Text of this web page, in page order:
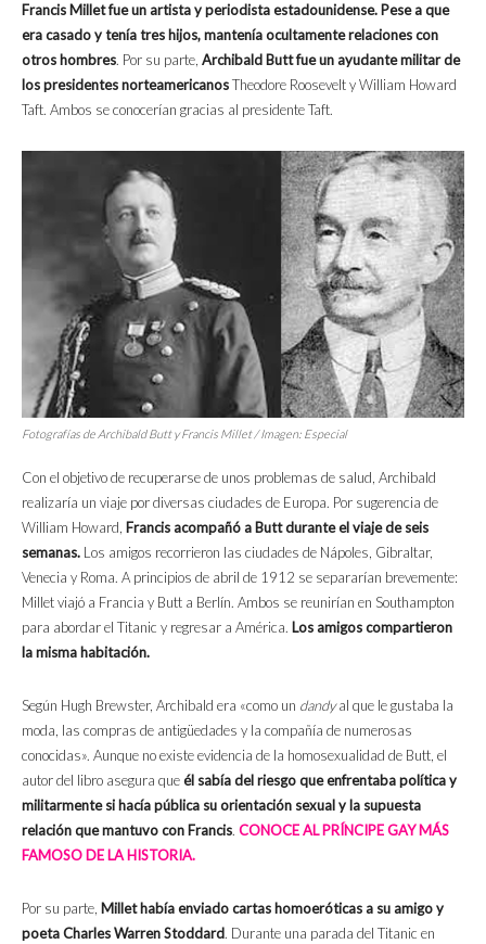
Francis Millet fue un artista y periodista estadounidense. Pese a que
era casado y tenía tres hijos, mantenía ocultamente relaciones con
otros hombres. Por su parte, Archibald Butt fue un ayudante militar de
los presidentes norteamericanosTheodore Roosevelt y William Howard
Taft. Ambos se conocerían gracias al presidente Taft.
Fotografías de Archibald Butt y Francis Millet / Imagen: Especial
Con el objetivo de recuperarse de unos problemas de salud, Archibald
realizaría un viaje por diversas ciudades de Europa. Por sugerencia de
William Howard, Francis acompañó a Butt durante el viaje de seis
semanas. Los amigos recorrieron las ciudades de Nápoles, Gibraltar,
Venecia y Roma. A principios de abril de 1912 se separarían brevemente:
Millet viajó a Francia y Butt a Berlín. Ambos se reunirían en Southampton
para abordar el Titanic y regresar a América. Los amigos compartieron
la misma habitación.
Según Hugh Brewster, Archibald era «como un dandyal que le gustaba la
moda, las compras de antigüedades y la compañía de numerosas
conocidas». Aunque no existe evidencia de la homosexualidad de Butt, el
autor del libro asegura queél sabía del riesgo que enfrentaba política y
militarmente si hacía pública su orientación sexual y la supuesta
relación que mantuvo con Francis. CONOCE AL PRÍNCIPE GAY MÁS
FAMOSO DE LA HISTORIA.
Por su parte, Millet había enviado cartas homoeróticas a su amigo y
poetaCharles Warren Stoddard. Durante una parada del Titanic en